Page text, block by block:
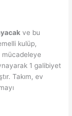
ve bu
kulüp,
mücadeleye
1 galibiyet
Takım, ev